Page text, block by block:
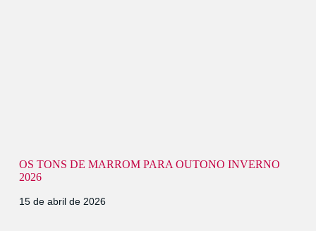
OS TONS DE MARROM PARA OUTONO INVERNO
2026
15 de abril de 2026